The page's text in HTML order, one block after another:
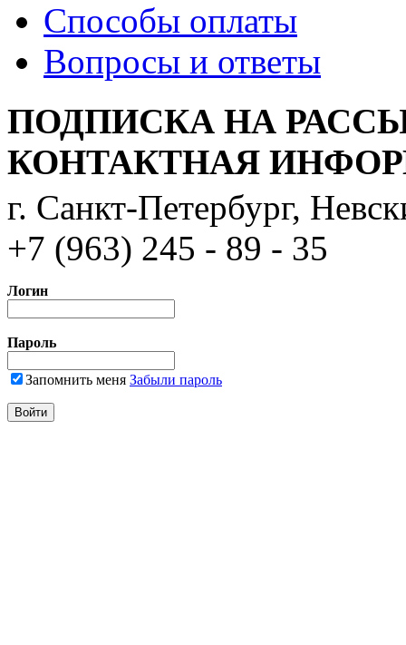
Способы оплаты
Вопросы и ответы
ПОДПИСКА НА
КОНТАКТНАЯ
г. Санкт-Петербург,
+7 (963) 245 - 89 - 35
Логин
Пароль
Запомнить меня Забыли пароль